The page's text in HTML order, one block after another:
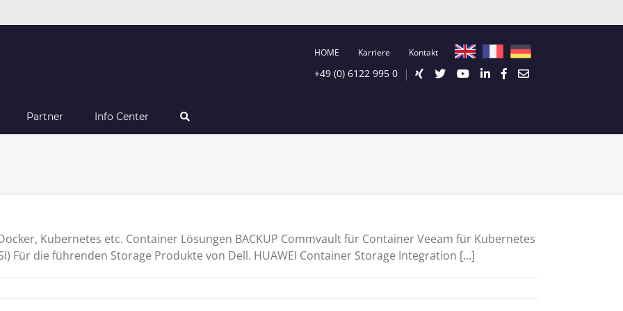
HOME Karriere Kontakt
+49 (0) 6122 995 0 |
Partner Info Center
Kubernetes etc. Container Lösungen BACKUP Commvault für Container Veeam für Kubernetes
Für die führenden Storage Produkte von Dell. HUAWEI Container Storage Integration [...]